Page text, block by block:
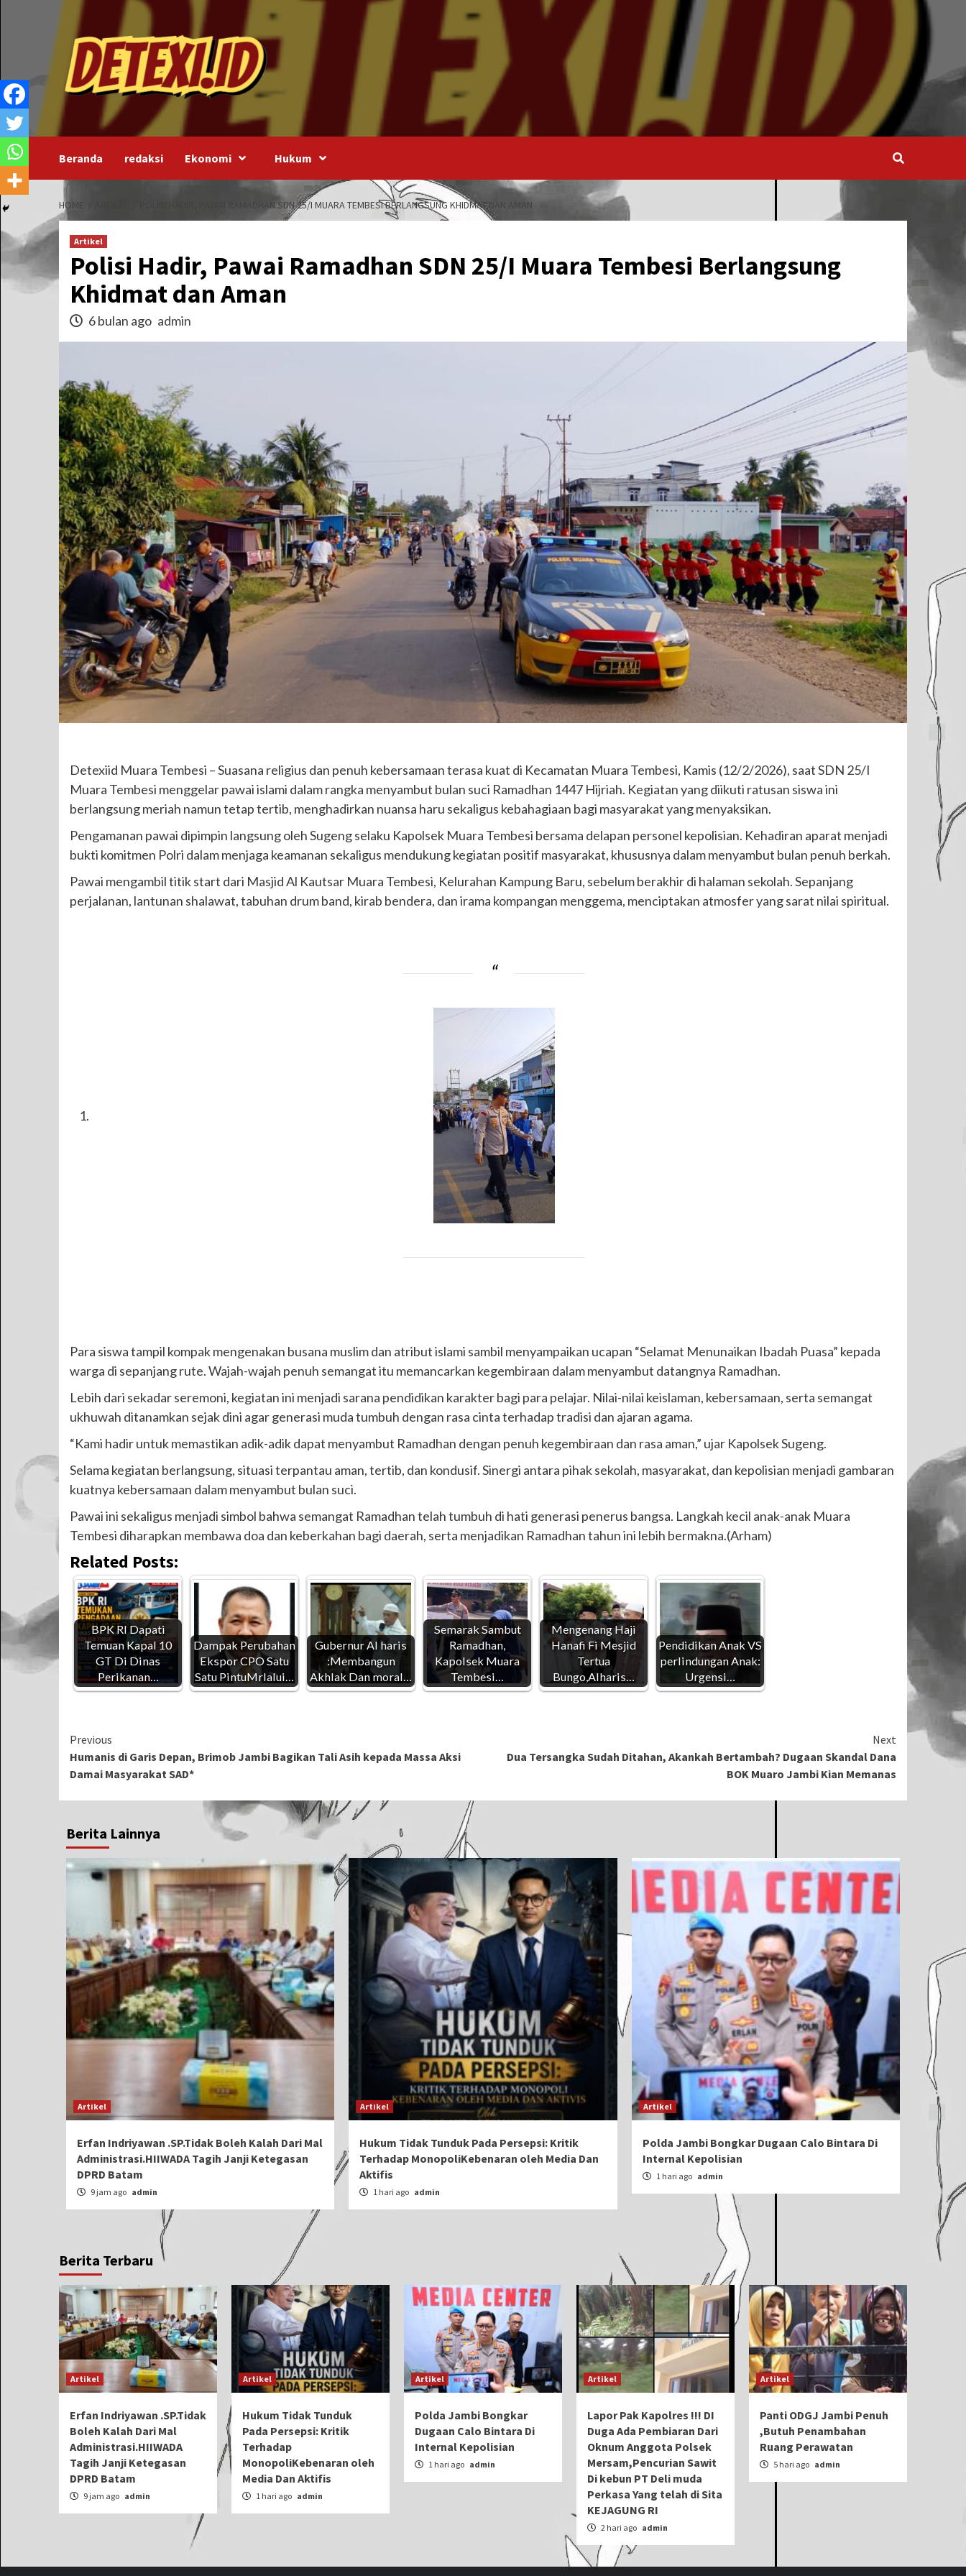
Beranda redaksi Ekonomi Hukum
HOME POLISI HADIR, PAWAI RAMADHAN SDN 25/I MUARA TEMBESI BERLANGSUNG KHIDMAT DAN AMAN
Artikel
Polisi Hadir, Pawai Ramadhan SDN 25/I Muara Tembesi Berlangsung
Khidmat dan Aman
6 bulan ago admin
Detexiid Muara Tembesi – Suasana religius dan penuh kebersamaan terasa kuat di Kecamatan Muara Tembesi, Kamis (12/2/2026), saat SDN 25/I
Muara Tembesi menggelar pawai islami dalam rangka menyambut bulan suci Ramadhan 1447 Hijriah. Kegiatan yang diikuti ratusan siswa ini
berlangsung meriah namun tetap tertib, menghadirkan nuansa haru sekaligus kebahagiaan bagi masyarakat yang menyaksikan.
Pengamanan pawai dipimpin langsung oleh Sugeng selaku Kapolsek Muara Tembesi bersama delapan personel kepolisian. Kehadiran aparat menjadi
bukti komitmen Polri dalam menjaga keamanan sekaligus mendukung kegiatan positif masyarakat, khususnya dalam menyambut bulan penuh berkah.
Pawai mengambil titik start dari Masjid Al Kautsar Muara Tembesi, Kelurahan Kampung Baru, sebelum berakhir di halaman sekolah. Sepanjang
perjalanan, lantunan shalawat, tabuhan drum band, kirab bendera, dan irama kompangan menggema, menciptakan atmosfer yang sarat nilai spiritual.
Para siswa tampil kompak mengenakan busana muslim dan atribut islami sambil menyampaikan ucapan “Selamat Menunaikan Ibadah Puasa” kepada
warga di sepanjang rute. Wajah-wajah penuh semangat itu memancarkan kegembiraan dalam menyambut datangnya Ramadhan.
Lebih dari sekadar seremoni, kegiatan ini menjadi sarana pendidikan karakter bagi para pelajar. Nilai-nilai keislaman, kebersamaan, serta semangat
ukhuwah ditanamkan sejak dini agar generasi muda tumbuh dengan rasa cinta terhadap tradisi dan ajaran agama.
“Kami hadir untuk memastikan adik-adik dapat menyambut Ramadhan dengan penuh kegembiraan dan rasa aman,” ujar Kapolsek Sugeng.
Selama kegiatan berlangsung, situasi terpantau aman, tertib, dan kondusif. Sinergi antara pihak sekolah, masyarakat, dan kepolisian menjadi gambaran
kuatnya kebersamaan dalam menyambut bulan suci.
Pawai ini sekaligus menjadi simbol bahwa semangat Ramadhan telah tumbuh di hati generasi penerus bangsa. Langkah kecil anak-anak Muara
Tembesi diharapkan membawa doa dan keberkahan bagi daerah, serta menjadikan Ramadhan tahun ini lebih bermakna.(Arham)
Related Posts:
BPK RI Dapati
Temuan Kapal 10
GT Di Dinas
Perikanan…
Dampak Perubahan
Ekspor CPO Satu
Satu PintuMrlalui…
Gubernur Al haris
:Membangun
Akhlak Dan moral…
Semarak Sambut
Ramadhan,
Kapolsek Muara
Tembesi…
Mengenang Haji
Hanafi Fi Mesjid
Tertua
Bungo,Alharis…
Pendidikan Anak VS
perlindungan Anak:
Urgensi…
Continue
Reading
Previous
Humanis di Garis Depan, Brimob Jambi Bagikan Tali Asih kepada Massa Aksi
Damai Masyarakat SAD*
Next
Dua Tersangka Sudah Ditahan, Akankah Bertambah? Dugaan Skandal Dana
BOK Muaro Jambi Kian Memanas
Berita Lainnya
Artikel
Erfan Indriyawan .SP.Tidak Boleh Kalah Dari Mal
Administrasi.HIIWADA Tagih Janji Ketegasan
DPRD Batam
9 jam ago admin
Artikel
Hukum Tidak Tunduk Pada Persepsi: Kritik
Terhadap MonopoliKebenaran oleh Media Dan
Aktifis
1 hari ago admin
Artikel
Polda Jambi Bongkar Dugaan Calo Bintara Di
Internal Kepolisian
1 hari ago admin
Berita Terbaru
Artikel
Erfan Indriyawan .SP.Tidak
Boleh Kalah Dari Mal
Administrasi.HIIWADA
Tagih Janji Ketegasan
DPRD Batam
9 jam ago admin
Artikel
Hukum Tidak Tunduk
Pada Persepsi: Kritik
Terhadap
MonopoliKebenaran oleh
Media Dan Aktifis
1 hari ago admin
Artikel
Polda Jambi Bongkar
Dugaan Calo Bintara Di
Internal Kepolisian
1 hari ago admin
Artikel
Lapor Pak Kapolres !!! DI
Duga Ada Pembiaran Dari
Oknum Anggota Polsek
Mersam,Pencurian Sawit
Di kebun PT Deli muda
Perkasa Yang telah di Sita
KEJAGUNG RI
2 hari ago admin
Artikel
Panti ODGJ Jambi Penuh
,Butuh Penambahan
Ruang Perawatan
5 hari ago admin